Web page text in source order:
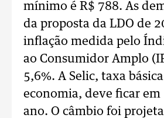
mínimo é R$ 788. As
da proposta da LDO de
inflação medida pelo
ao Consumidor Amplo
5,6%. A Selic, taxa
economia, deve ficar em
ano. O câmbio foi